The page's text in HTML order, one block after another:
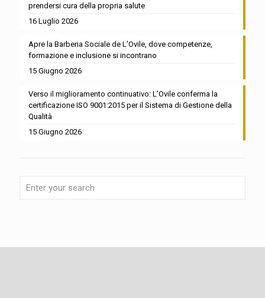
prendersi cura della propria salute
16 Luglio 2026
Apre la Barberia Sociale de L’Ovile, dove competenze,
formazione e inclusione si incontrano
15 Giugno 2026
Verso il miglioramento continuativo: L’Ovile conferma la
certificazione ISO 9001:2015 per il Sistema di Gestione della
Qualità
15 Giugno 2026